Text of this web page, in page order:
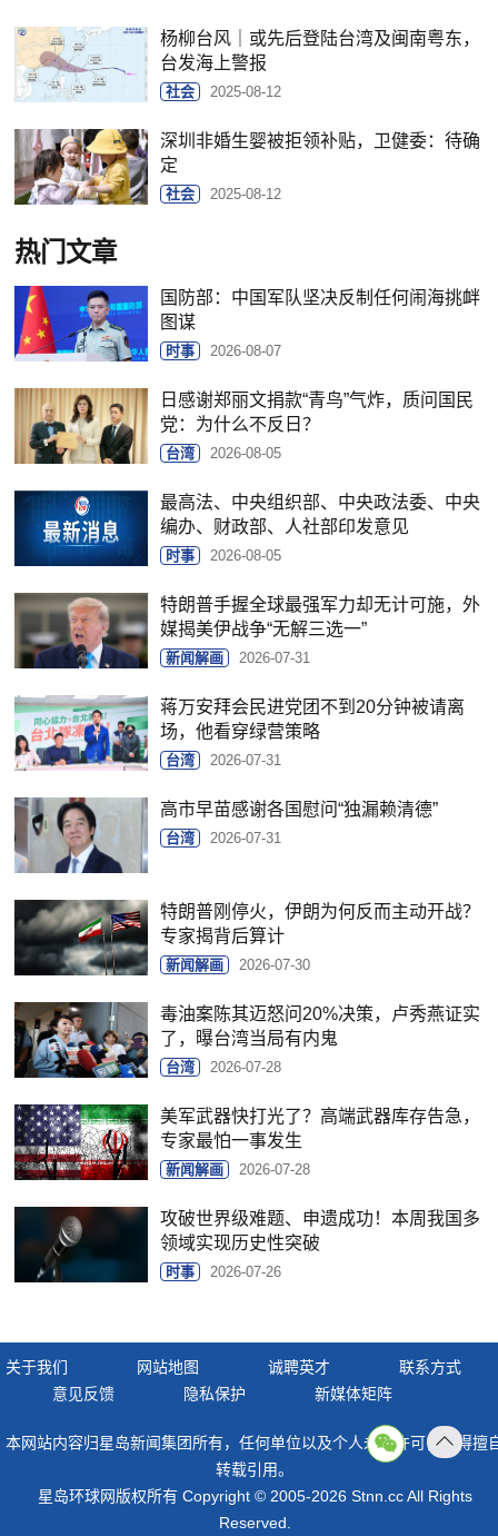
杨柳台风｜或先后登陆台湾及闽南粤东，
台发海上警报
社会 2025-08-12
深圳非婚生婴被拒领补贴，卫健委：待确
定
社会 2025-08-12
热门文章
国防部：中国军队坚决反制任何闹海挑衅
图谋
时事 2026-08-07
日感谢郑丽文捐款“青鸟”气炸，质问国民
党：为什么不反日？
台湾 2026-08-05
最高法、中央组织部、中央政法委、中央
编办、财政部、人社部印发意见
时事 2026-08-05
特朗普手握全球最强军力却无计可施，外
媒揭美伊战争“无解三选一”
新闻解画 2026-07-31
蒋万安拜会民进党团不到20分钟被请离
场，他看穿绿营策略
台湾 2026-07-31
高市早苗感谢各国慰问“独漏赖清德”
台湾 2026-07-31
特朗普刚停火，伊朗为何反而主动开战？
专家揭背后算计
新闻解画 2026-07-30
毒油案陈其迈怒问20%决策，卢秀燕证实
了，曝台湾当局有内鬼
台湾 2026-07-28
美军武器快打光了？高端武器库存告急，
专家最怕一事发生
新闻解画 2026-07-28
攻破世界级难题、申遗成功！本周我国多
领域实现历史性突破
时事 2026-07-26
关于我们 网站地图 诚聘英才
联系方式
意见反馈
隐私保护 新媒体矩阵
本网站内容归星岛新闻集团所有，任何单位以及个人未经许可，不得擅
转载引用。
星岛环球网版权所有 Copyright © 2005-2026 Stnn.cc All Rights
Reserved.
顶部